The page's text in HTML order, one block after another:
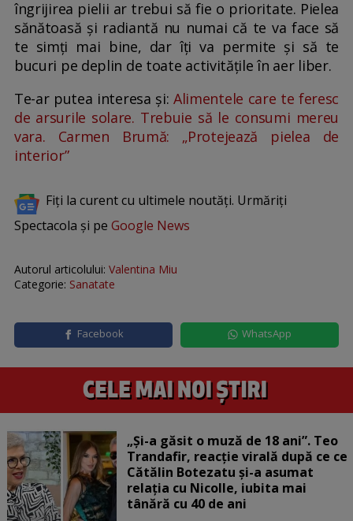
îngrijirea pielii ar trebui să fie o prioritate. Pielea
sănătoasă și radiantă nu numai că te va face să
te simți mai bine, dar îți va permite și să te
bucuri pe deplin de toate activitățile în aer liber.
Te-ar putea interesa și: Alimentele care te feresc
de arsurile solare. Trebuie să le consumi mereu
vara. Carmen Brumă: „Protejează pielea de
interior”
Fiți la curent cu ultimele noutăți. Urmăriți
Spectacola și pe Google News
Autorul articolului: Valentina Miu
Categorie: Sanatate
Facebook WhatsApp
„Și-a găsit o muză de 18 ani”. Teo
Trandafir, reacție virală după ce ce
Cătălin Botezatu și-a asumat
relația cu Nicolle, iubita mai
tânără cu 40 de ani